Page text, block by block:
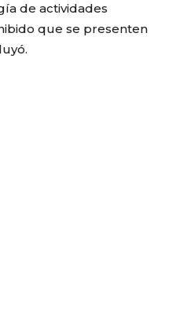
de actividades
que se presenten